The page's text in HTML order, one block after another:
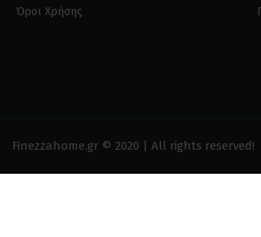
Όροι Χρήσης
Finezzahome.gr © 2020 | All rights reserved!